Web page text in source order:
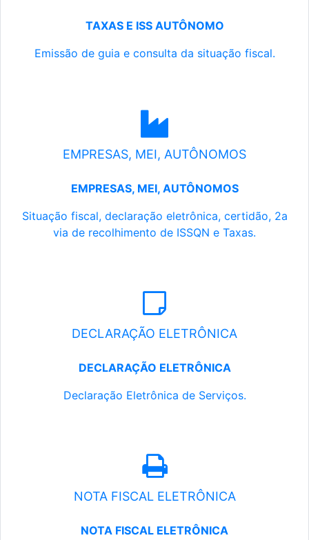
TAXAS E ISS AUTÔNOMO
Emissão de guia e consulta da situação fiscal.
EMPRESAS, MEI, AUTÔNOMOS
EMPRESAS, MEI, AUTÔNOMOS
Situação fiscal, declaração eletrônica, certidão, 2a
via de recolhimento de ISSQN e Taxas.
DECLARAÇÃO ELETRÔNICA
DECLARAÇÃO ELETRÔNICA
Declaração Eletrônica de Serviços.
NOTA FISCAL ELETRÔNICA
NOTA FISCAL ELETRÔNICA